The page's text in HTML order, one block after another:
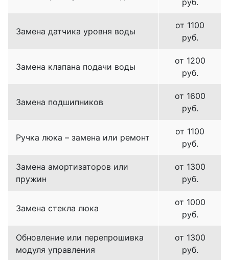
руб.
Замена датчика уровня воды
от 1100
руб.
Замена клапана подачи воды
от 1200
руб.
Замена подшипников
от 1600
руб.
Ручка люка – замена или ремонт
от 1100
руб.
Замена амортизаторов или
пружин
от 1300
руб.
Замена стекла люка
от 1000
руб.
Обновление или перепрошивка
модуля управления
от 1300
руб.